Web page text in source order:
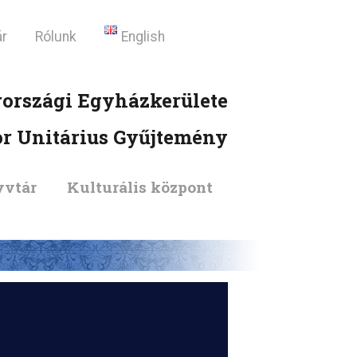
Rólunk English
Egyházkerülete
Unitárius Gyűjtemény
Kulturális központ